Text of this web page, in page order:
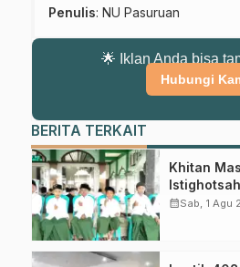
Penulis: NU Pasuruan
🌟 Iklan Anda bisa
Hubungi
BERITA TERKAIT
Khitan
MWCNU
calendar_monthSab, 1 Agu